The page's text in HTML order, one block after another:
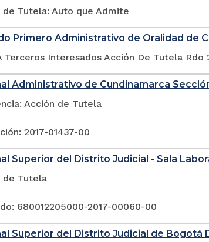
de Tutela: Auto que Admite
Primero Administrativo de Oralidad de
Terceros Interesados Acción De Tutela Rdo
Administrativo de Cundinamarca
Acción de Tutela
2017-01437-00
Superior del Distrito Judicial - Sala
de Tutela
680012205000-2017-00060-00
Superior del Distrito Judicial de Bogotá